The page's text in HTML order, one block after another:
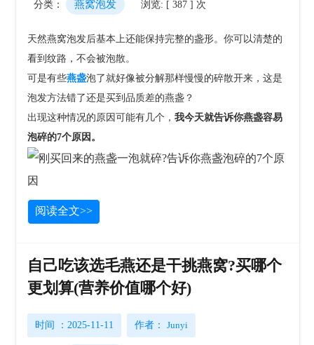
分类： 燕窝泡发 浏览: [ 387 ] 次
天然燕窝泡发后基本上还能保持完整的盏形。你可以清楚的
看到纹路，不会被泡散。
可是有些燕盏泡了就好像被分解那样慢慢的碎散开来，这是
泡发方法错了还是买到品质差的燕盏？
出现这种情况的原因可能有几个，我今天就告诉你燕盏容易
泡碎的7个原因。
阅读全文>>
自己吃该选毛燕还是干挑燕窝?买哪个
更划算(营养价值哪个好)
时间 ：2025-11-11 作者：Junyi